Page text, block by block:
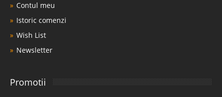
Contul meu
Istoric comenzi
Wish List
Newsletter
Promotii